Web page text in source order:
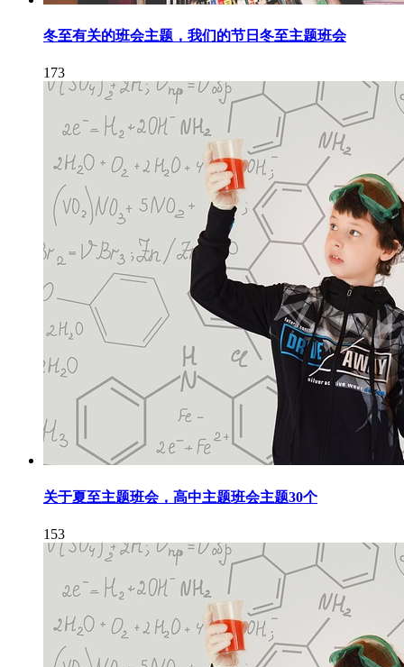
冬至有关的班会主题，我们的节日冬至主题班会
173
关于夏至主题班会，高中主题班会主题30个
153